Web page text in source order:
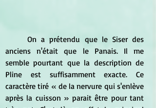
	On a prétendu que le Siser des
anciens n'était que le Panais. Il me
semble pourtant que la description de
Pline est suffisamment exacte. Ce
caractère tiré « de la nervure qui s'enlève
après la cuisson » parait être pour tant